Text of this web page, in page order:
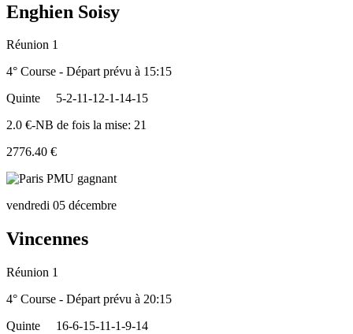
Enghien Soisy
Réunion 1
4° Course - Départ prévu à 15:15
Quinte
5-2-11-12-1-14-15
2.0 €-NB de fois la mise: 21
2776.40 €
vendredi 05 décembre
Vincennes
Réunion 1
4° Course - Départ prévu à 20:15
Quinte
16-6-15-11-1-9-14